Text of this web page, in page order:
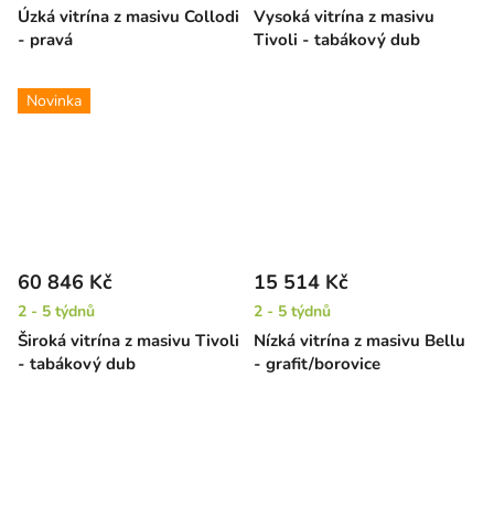
Úzká vitrína z masivu Collodi
- pravá
Vysoká vitrína z masivu
Tivoli - tabákový dub
Novinka
Široká vitrína z masivu Tivoli
- tabákový dub
60 846 Kč
2 - 5 týdnů
Nízká vitrína z masivu Bellu
- grafit/borovice
15 514 Kč
2 - 5 týdnů